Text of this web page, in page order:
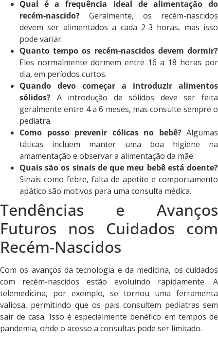
Qual é a frequência ideal de alimentação do
recém-nascido? Geralmente, os recém-nascidos
devem ser alimentados a cada 2-3 horas, mas isso
pode variar.
Quanto tempo os recém-nascidos devem dormir?
Eles normalmente dormem entre 16 a 18 horas por
dia, em períodos curtos.
Quando devo começar a introduzir alimentos
sólidos? A introdução de sólidos deve ser feita
geralmente entre 4 a 6 meses, mas consulte sempre o
pediatra.
Como posso prevenir cólicas no bebê?Algumas
táticas incluem manter uma boa higiene na
amamentação e observar a alimentação da mãe.
Quais são os sinais de que meu bebê está doente?
Sinais como febre, falta de apetite e comportamento
apático são motivos para uma consulta médica.
Tendências e Avanços
Futuros nos Cuidados com
Recém-Nascidos
Com os avanços da tecnologia e da medicina, os cuidados
com recém-nascidos estão evoluindo rapidamente. A
telemedicina, por exemplo, se tornou uma ferramenta
valiosa, permitindo que os pais consultem pediatras sem
sair de casa. Isso é especialmente benéfico em tempos de
pandemia, onde o acesso a consultas pode ser limitado.